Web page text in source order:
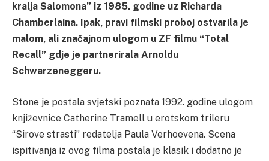
kralja Salomona” iz 1985. godine uz Richarda
Chamberlaina. Ipak, pravi filmski proboj ostvarila je
malom, ali značajnom ulogom u ZF filmu “Total
Recall” gdje je partnerirala Arnoldu
Schwarzeneggeru.
Stone je postala svjetski poznata 1992. godine ulogom
književnice Catherine Tramell u erotskom trileru
“Sirove strasti” redatelja Paula Verhoevena. Scena
ispitivanja iz ovog filma postala je klasik i dodatno je